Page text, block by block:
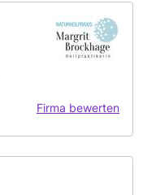
Firma bewerten